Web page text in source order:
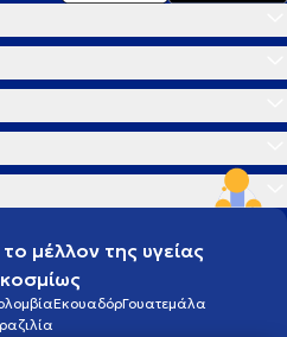
μέλλον της υγείας
ΕκουαδόρΓουατεμάλα